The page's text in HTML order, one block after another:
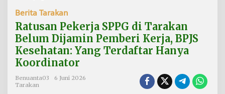
u
s
a
n
k
Berita Tarakan
Ratusan Pekerja SPPG di Tarakan
Belum Dijamin Pemberi Kerja, BPJS
Kesehatan: Yang Terdaftar Hanya
Koordinator
Benuanta03
6 Juni 2026
Tarakan